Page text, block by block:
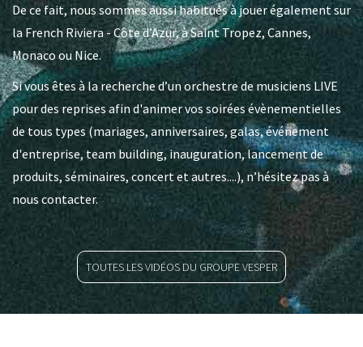
De ce fait, nous sommes aussi habitués à jouer également sur
la French Riviera - Côte d’Azur, à Saint Tropez, Cannes,
Monaco ou Nice.
Si vous êtes à la recherche d’un orchestre de musiciens LIVE
pour des reprises afin d'animer vos soirées évènementielles
de tous types (mariages, anniversaires, galas, événement
d'entreprise, team building, inauguration, lancement de
produits, séminaires, concert et autres....), n’hésitez pas à
nous contacter.
TOUTES LES VIDÉOS DU GROUPE VESPER